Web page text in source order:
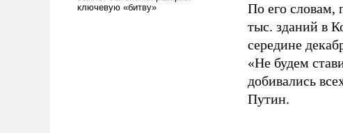
По его словам,
тыс. зданий в
середине
«Не будем
добивались
Путин.